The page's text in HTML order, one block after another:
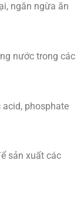
ngăn ngừa ăn
nước trong các
phosphate
sản xuất các